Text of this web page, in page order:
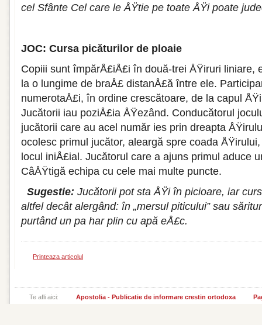
cel Sfânte Cel care le ÅŸtie pe toate ÅŸi poate
JOC: Cursa picăturilor de ploaie
Copiii sunt împărÅ£iÅ£i în două-trei ÅŸiruri liniare,
la o lungime de braÅ£ distanÅ£ă între ele.
numerotaÅ£i, în ordine crescătoa­re, de la capul
Jucătorii iau poziÅ£ia ÅŸezând. Conducătorul
jucătorii care au acel număr ies prin dreapta
ocolesc primul ju­cător, aleargă spre coada
locul iniÅ£ial. Jucătorul care a ajuns primul aduce
CâÅŸtigă echipa cu cele mai multe puncte.
Sugestie: Jucătorii pot sta ÅŸi în picioare, iar
altfel decât alergând: în „mersul piticului” sau
purtând un pa har plin cu apă eÅ£c.
Printeaza articolul
Te afli aici: Apostolia - Publicatie de informare crestin ortodoxa